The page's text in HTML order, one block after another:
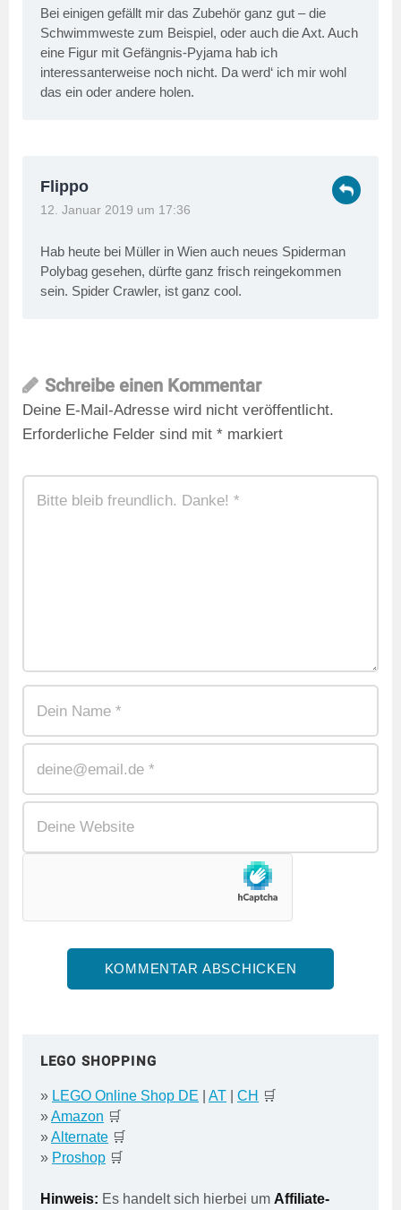
Bei einigen gefällt mir das Zubehör ganz gut – die
Schwimmweste zum Beispiel, oder auch die Axt. Auch
eine Figur mit Gefängnis-Pyjama hab ich
interessanterweise noch nicht. Da werd‘ ich mir wohl
das ein oder andere holen.
Flippo
12. Januar 2019 um 17:36
Hab heute bei Müller in Wien auch neues Spiderman
Polybag gesehen, dürfte ganz frisch reingekommen
sein. Spider Crawler, ist ganz cool.
Schreibe einen Kommentar
Deine E-Mail-Adresse wird nicht veröffentlicht.
Erforderliche Felder sind mit * markiert
LEGO SHOPPING
» LEGO Online Shop DE AT CH 🛒
»Amazon 🛒
»Alternate 🛒
» Proshop 🛒
Hinweis: Es handelt sich hierbei um Affiliate-